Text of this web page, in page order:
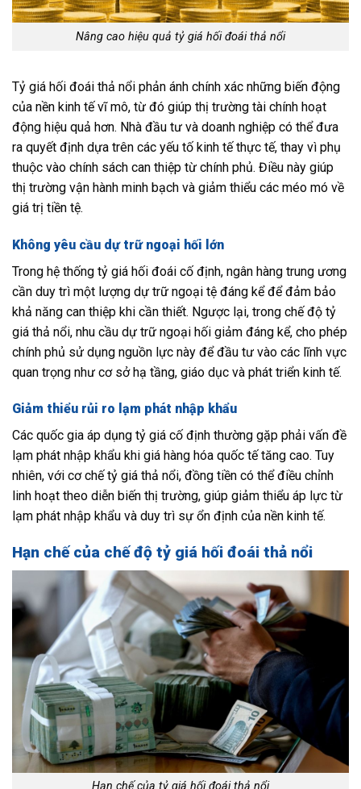
Nâng cao hiệu quả tỷ giá hối đoái thả nổi
Tỷ giá hối đoái thả nổi phản ánh chính xác những biến động
của nền kinh tế vĩ mô, từ đó giúp thị trường tài chính hoạt
động hiệu quả hơn. Nhà đầu tư và doanh nghiệp có thể đưa
ra quyết định dựa trên các yếu tố kinh tế thực tế, thay vì phụ
thuộc vào chính sách can thiệp từ chính phủ. Điều này giúp
thị trường vận hành minh bạch và giảm thiểu các méo mó về
giá trị tiền tệ.
Không yêu cầu dự trữ ngoại hối lớn
Trong hệ thống tỷ giá hối đoái cố định, ngân hàng trung ương
cần duy trì một lượng dự trữ ngoại tệ đáng kể để đảm bảo
khả năng can thiệp khi cần thiết. Ngược lại, trong chế độ tỷ
giá thả nổi, nhu cầu dự trữ ngoại hối giảm đáng kể, cho phép
chính phủ sử dụng nguồn lực này để đầu tư vào các lĩnh vực
quan trọng như cơ sở hạ tầng, giáo dục và phát triển kinh tế.
Giảm thiểu rủi ro lạm phát nhập khẩu
Các quốc gia áp dụng tỷ giá cố định thường gặp phải vấn đề
lạm phát nhập khẩu khi giá hàng hóa quốc tế tăng cao. Tuy
nhiên, với cơ chế tỷ giá thả nổi, đồng tiền có thể điều chỉnh
linh hoạt theo diễn biến thị trường, giúp giảm thiểu áp lực từ
lạm phát nhập khẩu và duy trì sự ổn định của nền kinh tế.
Hạn chế của chế độ tỷ giá hối đoái thả nổi